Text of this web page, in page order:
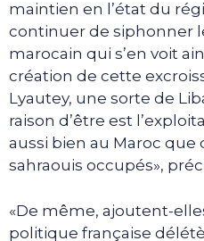
maintien en l’état du
continuer de siphonner
marocain qui s’en voit
création de cette
Lyautey, une sorte de
raison d’être est
aussi bien au Maroc que
sahraouis occupés»,
«De même, ajoutent-
politique française